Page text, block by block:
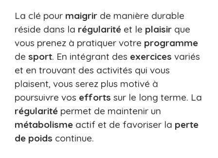
La clé pour maigrir de manière durable
réside dans la régularité et le plaisir que
vous prenez à pratiquer votre programme
de sport. En intégrant des exercices variés
et en trouvant des activités qui vous
plaisent, vous serez plus motivé à
poursuivre vos efforts sur le long terme. La
régularité permet de maintenir un
métabolisme actif et de favoriser la perte
de poids continue.